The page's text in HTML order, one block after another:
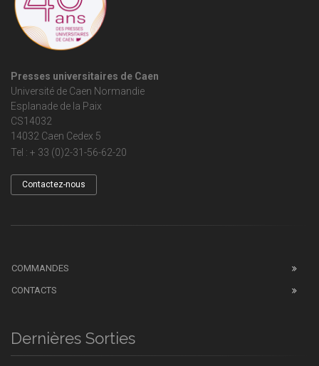
Presses universitaires de Caen
Université de Caen Normandie
Esplanade de la Paix
CS14032
14032 Caen Cedex 5
Tel : + 33 (0)2-31-56-62-20
Contactez-nous
COMMANDES
CONTACTS
Dernières Sorties